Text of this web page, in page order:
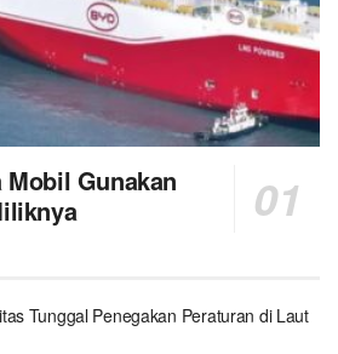
Gunakan
Tunggal Penegakan Peraturan di Laut